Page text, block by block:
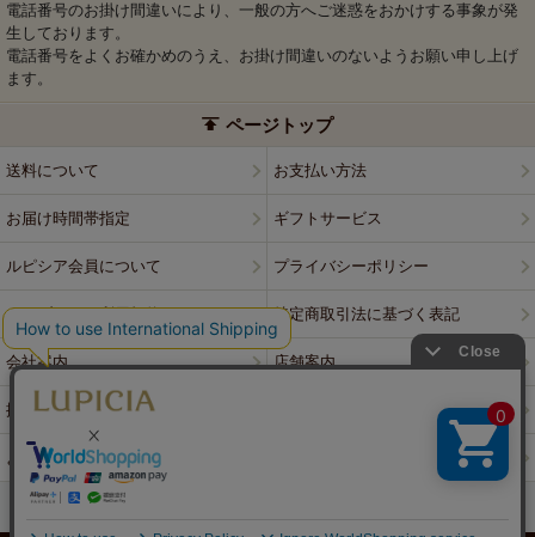
電話番号のお掛け間違いにより、一般の方へご迷惑をおかけする事象が発
生しております。
電話番号をよくお確かめのうえ、お掛け間違いのないようお願い申し上げ
ます。
ページトップ
送料について お支払い方法
お届け時間帯指定 ギフトサービス
ルピシア会員について プライバシーポリシー
ウェブサイト利用規約 特定商取引法に基づく表記
会社案内 店舗案内
採用情報
よくある質問